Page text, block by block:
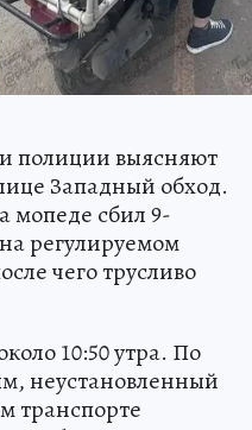
полиции выясняют
Западный обход.
мопеде сбил 9-
регулируемом
чего трусливо
10:50 утра. По
неустановленный
транспорте